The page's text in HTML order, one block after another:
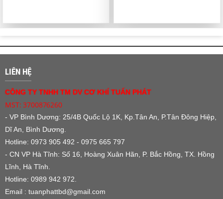
LIÊN HỆ
CÔNG TY TNHH TM DV CƠ KHÍ TUẤN PHÁT
MST: 3700876260
- VP Bình Dương: 25/4B Quốc Lộ 1K, Kp.Tân An, P.Tân Đông Hiệp,
Dĩ An, Bình Dương.
Hotline: 0973 905 492 - 0975 665 797
- CN VP Hà Tĩnh: Số 16, Hoàng Xuân Hãn, P. Bắc Hồng, TX. Hồng
Lĩnh, Hà Tĩnh.
Hotline: 0989 942 972.
Email : tuanphattbd@gmail.com